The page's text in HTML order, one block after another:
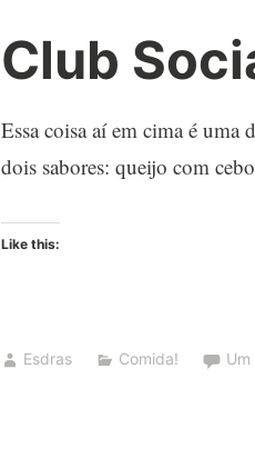
Club
Essa coisa aí em cima é
dois sabores: queijo com
Like this:
Esdras Comida!